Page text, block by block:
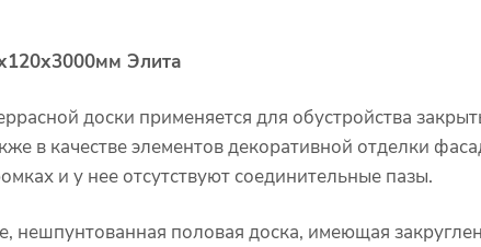
Элита
доски применяется для обустройства
в качестве элементов декоративной отделки
и у нее отсутствуют соединительные пазы.
нешпунтованная половая доска, имеющая